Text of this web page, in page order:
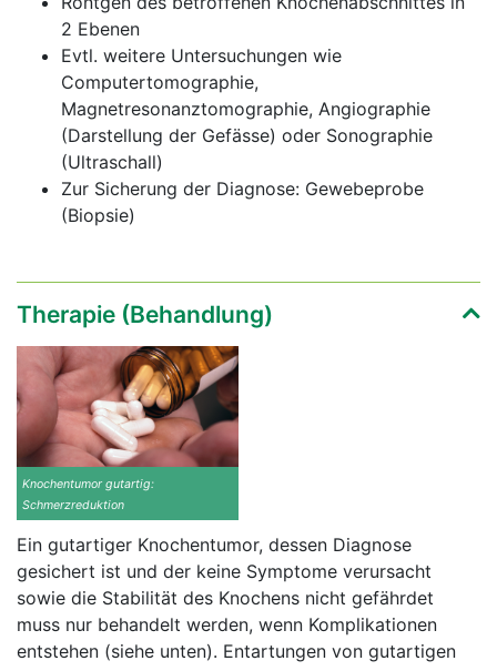
2 Ebenen
Evtl. weitere Untersuchungen wie
Computertomographie,
Magnetresonanztomographie, Angiographie
(Darstellung der Gefässe) oder Sonographie
(Ultraschall)
Zur Sicherung der Diagnose: Gewebeprobe
(Biopsie)
Therapie (Behandlung)
Knochentumor gutartig:
Schmerzreduktion
Ein gutartiger Knochentumor, dessen Diagnose
gesichert ist und der keine Symptome verursacht
sowie die Stabilität des Knochens nicht gefährdet
muss nur behandelt werden, wenn Komplikationen
entstehen (siehe unten). Entartungen von gutartigen